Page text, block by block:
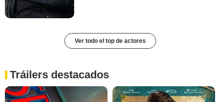
Ver todo el top de actores
Tráilers destacados